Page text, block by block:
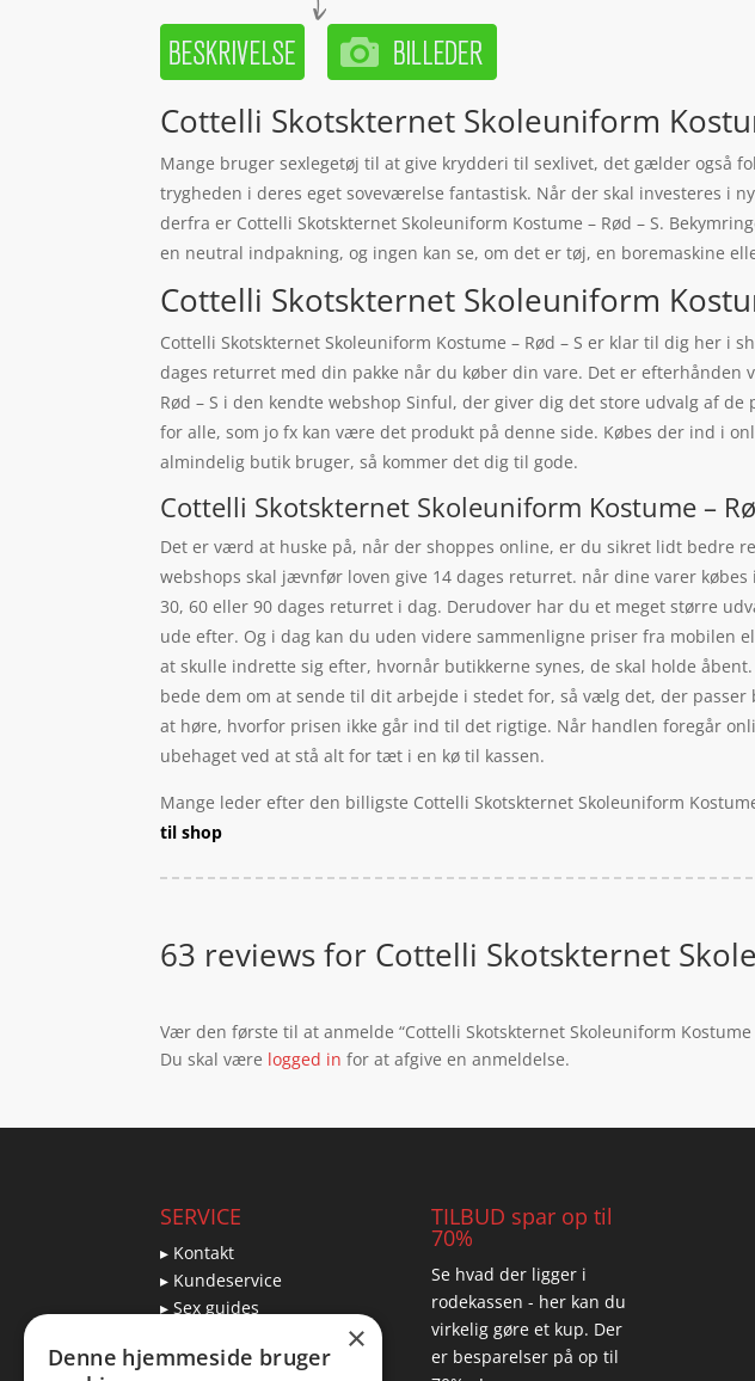
Cottelli Skotskternet Skoleuniform
Mange bruger sexlegetøj til at give krydderi til sexlivet, det gælder også
trygheden i deres eget soveværelse fantastisk. Når der skal investeres i
derfra er Cottelli Skotskternet Skoleuniform Kostume – Rød – S.
en neutral indpakning, og ingen kan se, om det er tøj, en boremaskine
Cottelli Skotskternet Skoleuniform
Cottelli Skotskternet Skoleuniform Kostume – Rød – S er klar til dig her
dages returret med din pakke når du køber din vare. Det er efterhånden
Rød – S i den kendte webshop Sinful, der giver dig det store udvalg af
for alle, som jo fx kan være det produkt på denne side. Købes der ind i
almindelig butik bruger, så kommer det dig til gode.
Cottelli Skotskternet Skoleuniform Kostume –
Det er værd at huske på, når der shoppes online, er du sikret lidt bedre
webshops skal jævnfør loven give 14 dages returret. når dine varer
30, 60 eller 90 dages returret i dag. Derudover har du et meget større
ude efter. Og i dag kan du uden videre sammenligne priser fra mobilen
at skulle indrette sig efter, hvornår butikkerne synes, de skal holde
bede dem om at sende til dit arbejde i stedet for, så vælg det, der
at høre, hvorfor prisen ikke går ind til det rigtige. Når handlen foregår
ubehaget ved at stå alt for tæt i en kø til kassen.
Mange leder efter den billigste Cottelli Skotskternet Skoleuniform
til shop
63 reviews for Cottelli Skotskternet
Vær den første til at anmelde “Cottelli Skotskternet Skoleuniform Kostume
Du skal være logged in for at afgive en anmeldelse.
SERVICE
▸ Kontakt
▸ Kundeservice
▸ Sex guides
▸ Returnering
TILBUD spar op til
70%
Se hvad der ligger i
rodekassen - her kan du
virkelig gøre et kup. Der
er besparelser på op til
×
Denne hjemmeside bruger